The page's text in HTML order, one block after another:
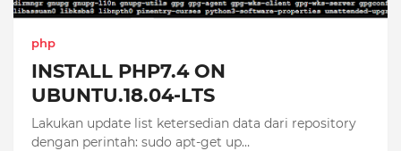
php
INSTALL PHP7.4 ON
UBUNTU.18.04-LTS
Lakukan update list ketersedian data dari repository
dengan perintah: sudo apt-get up…